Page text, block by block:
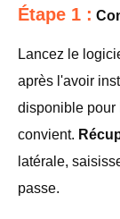
Étape 1 :
Lancez le
après l'avoir
disponible pour
convient.
latérale,
passe.